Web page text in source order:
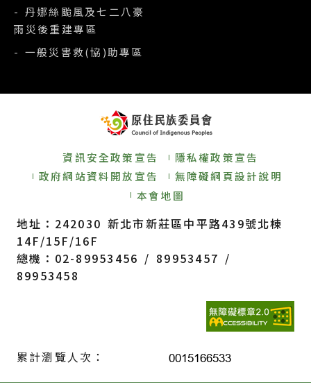
- 丹娜絲颱風及七二八豪
雨災後重建專區
- 一般災害救(協)助專區
資訊安全政策宣告
隱私權政策宣告
政府網站資料開放宣告
無障礙網頁設計說明
本會地圖
地址：242030 新北市新莊區中平路439號北棟
14F/15F/16F
總機：02-89953456 / 89953457 /
89953458
累計瀏覽人次：